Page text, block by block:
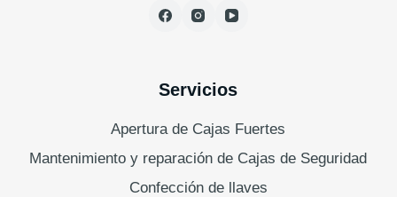
Servicios
Apertura de Cajas Fuertes
Mantenimiento y reparación de Cajas de Seguridad
Confección de llaves